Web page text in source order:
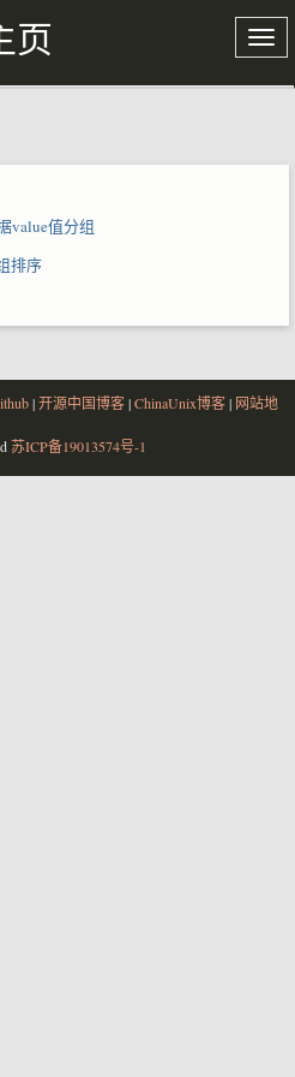
页
value值分组
排序
|开源中国博客|ChinaUnix博客| 网站地
苏ICP备19013574号-1